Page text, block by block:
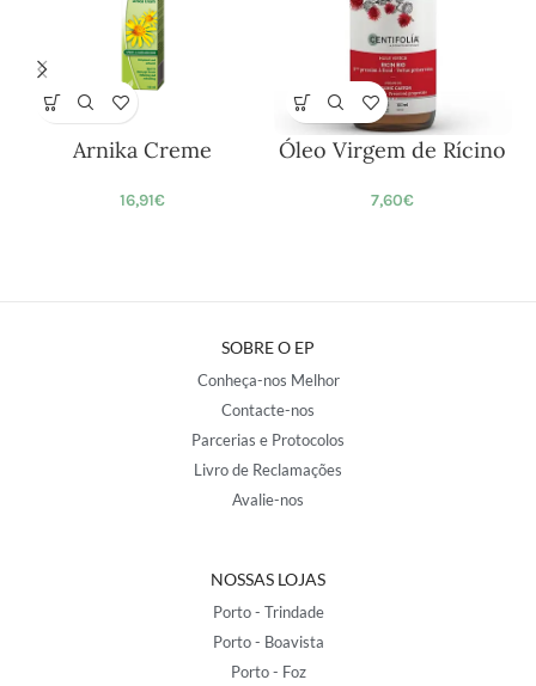
Arnika Creme
16,91€
Óleo Virgem de Rícino
7,60€
SOBRE O EP
Conheça-nos Melhor
Contacte-nos
Parcerias e Protocolos
Livro de Reclamações
Avalie-nos
NOSSAS LOJAS
Porto - Trindade
Porto - Boavista
Porto - Foz